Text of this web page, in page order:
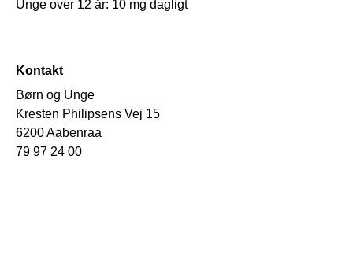
Unge over 12 år: 10 mg dagligt
Kontakt
Børn og Unge
Kresten Philipsens Vej 15
6200 Aabenraa
79 97 24 00